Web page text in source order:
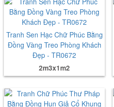
Tranh Sen Hạc Chữ Phúc Bằng
Đồng Vàng Treo Phòng Khách
Đẹp - TR0672
2m3x1m2